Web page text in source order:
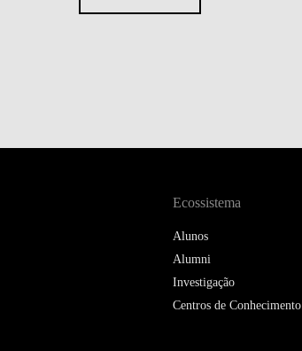
Ecossistema
Alunos
Alumni
Investigação
Centros de Conhecimento